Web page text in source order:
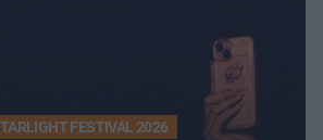
FESTIVAL 2026